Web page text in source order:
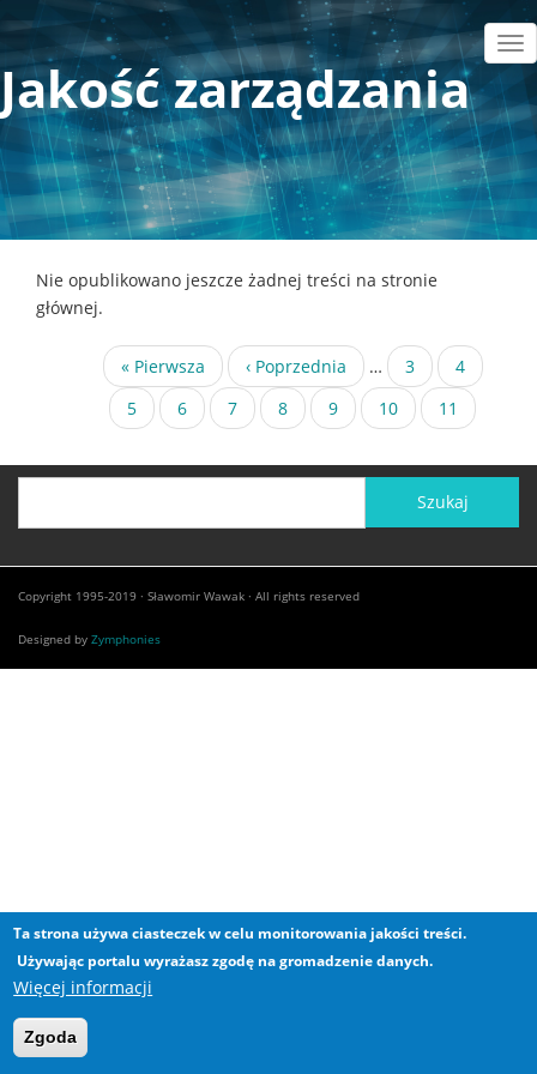
treści
Jakość zarządzania
Nie opublikowano jeszcze żadnej treści na stronie
głównej.
Stronicowanie
Pierwsza
strona
« Pierwsza
Poprzednia
strona
‹ Poprzednia … Strona
3 Strona
4
Strona
5 Strona
6 Strona
7 Strona
8 Strona
9 Strona
10
Bieżąca
strona
11
Copyright 1995-2019 · Sławomir Wawak · All rights reserved
Designed by Zymphonies
Ta strona używa ciasteczek w celu monitorowania jakości treści.
Używając portalu wyrażasz zgodę na gromadzenie danych.
Więcej informacji
Zgoda